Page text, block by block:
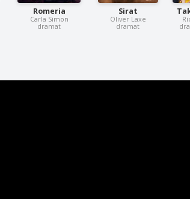
Romeria
Carla Simon
dramat
Sirat
Oliver Laxe
dramat